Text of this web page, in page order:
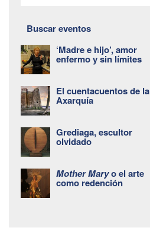
Buscar eventos
‘Madre e hijo’, amor
enfermo y sin límites
El cuentacuentos de la
Axarquía
Grediaga, escultor
olvidado
Mother Maryo el arte
como redención